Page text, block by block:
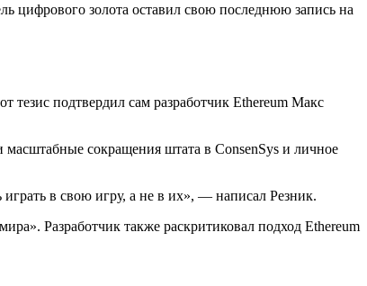
цифрового золота оставил свою последнюю запись на
тезис подтвердил сам разработчик Ethereum Макс
сокращения штата в ConsenSys и личное
в свою игру, а не в их», — написал Резник.
Разработчик также раскритиковал подход Ethereum